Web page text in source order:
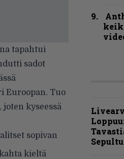
tapahtui
sadot
Euroopan. Tuo
kyseessä
sopivan
kieltä